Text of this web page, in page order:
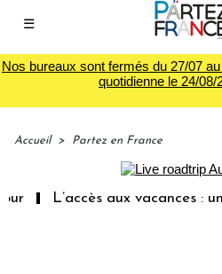
☰
Nos bureaux sont fermés du 27/07
quotidienne le 24/08/
Accueil > Partez en France
L’accès aux vacances : un